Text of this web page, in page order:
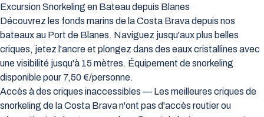
Excursion Snorkeling en Bateau depuis Blanes
Découvrez les fonds marins de la Costa Brava depuis nos
bateaux au Port de Blanes. Naviguez jusqu'aux plus belles
criques, jetez l'ancre et plongez dans des eaux cristallines avec
une visibilité jusqu'à 15 mètres. Équipement de snorkeling
disponible pour 7,50 €/personne.
Accès à des criques inaccessibles — Les meilleures criques de
snorkeling de la Costa Brava n'ont pas d'accès routier ou